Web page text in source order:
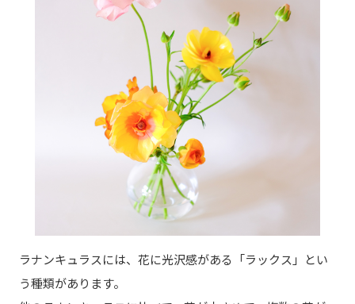
ラナンキュラスには、花に光沢感がある「ラックス」とい
う種類があります。